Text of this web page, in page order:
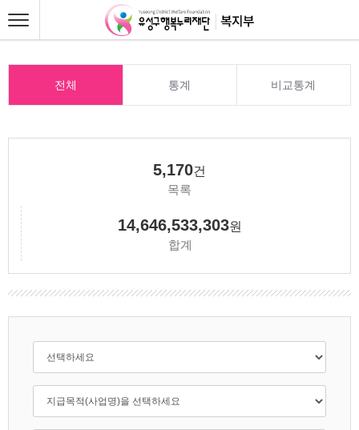
전체 통계 비교통계
5,170건
목록
14,646,533,303원
합계